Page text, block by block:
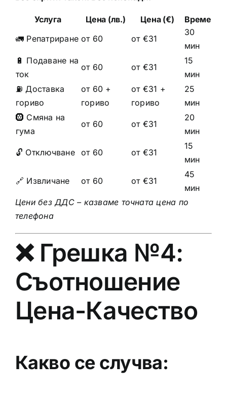
Услуга Цена (лв.) Цена (€)
Време
🚛 Репатриране от 60 от €31
30
мин
🔋 Подаване на
ток
от 60 от €31
15
мин
⛽ Доставка
гориво
от 60 +
гориво
от €31 +
гориво
25
мин
🛞 Смяна на
гума
от 60 от €31
20
мин
🔓 Отключване от 60 от €31
15
мин
🔗 Извличане от 60 от €31
45
мин
Цени без ДДС – казваме точната цена по
телефона
❌ Грешка №4:
Съотношение
Цена-Качество
Какво се случва: